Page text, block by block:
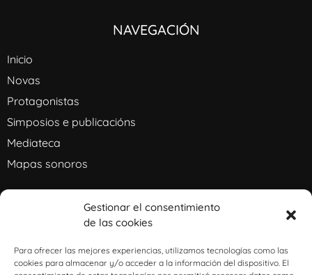
Gestionar el consentimiento
de las cookies
Para ofrecer las mejores experiencias, utilizamos tecnologías como las
cookies para almacenar y/o acceder a la información del dispositivo. El
NAVEGACIÓN
Inicio
Novas
Protagonistas
Simposios e publicacións
Mediateca
Mapas sonoros
PATROCINADORES